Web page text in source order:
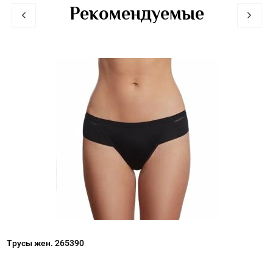
Рекомендуемые
Трусы жен. 265390